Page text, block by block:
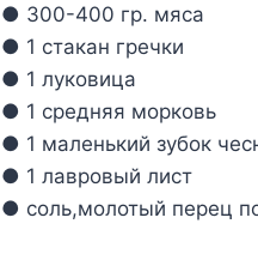
● 300-400 гр. мяса
● 1 стакан гречки
● 1 луковица
● 1 средняя морковь
● 1 маленький зубок
● 1 лавровый лист
● соль,молотый перец